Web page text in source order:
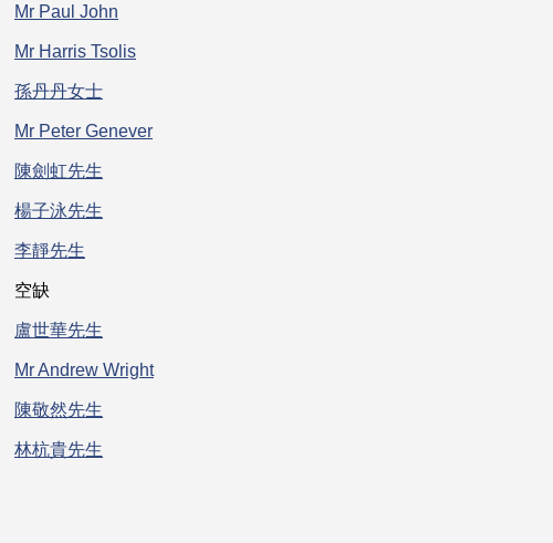
Mr Paul John
Mr Harris Tsolis
孫丹丹女士
Mr Peter Genever
陳劍虹先生
楊子泳先生
李靜先生
空缺
盧世華先生
Mr Andrew Wright
陳敬然先生
林杭貴先生